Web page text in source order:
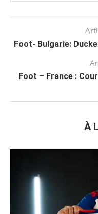
Foot- Bulgarie:
Foot – France :
À